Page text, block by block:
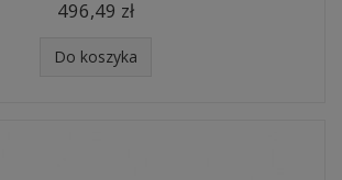
496,49 zł
Do koszyka